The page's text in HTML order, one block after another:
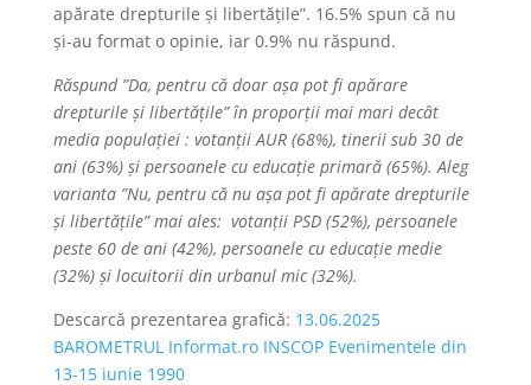
apărate drepturile și libertățile”. 16.5% spun că nu
și-au format o opinie, iar 0.9% nu răspund.
Răspund ”Da, pentru că doar așa pot fi apărare
drepturile și libertățile” în proporții mai mari decât
media populației : votanții AUR (68%), tinerii sub 30 de
ani (63%) și persoanele cu educație primară (65%). Aleg
varianta ”Nu, pentru că nu așa pot fi apărate drepturile
și libertățile” mai ales: votanții PSD (52%), persoanele
peste 60 de ani (42%), persoanele cu educație medie
(32%) și locuitorii din urbanul mic (32%).
Descarcă prezentarea grafică: 13.06.2025
BAROMETRUL Informat.ro INSCOP Evenimentele din
13-15 iunie 1990